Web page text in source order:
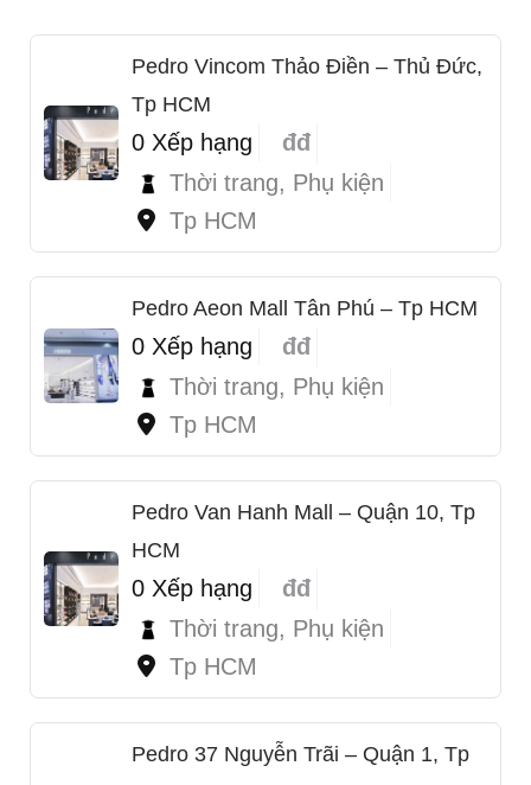
Pedro Vincom Thảo Điền – Thủ Đức,
Tp HCM
0 Xếp hạng
đđ
Thời trang, Phụ kiện
Tp HCM
Pedro Aeon Mall Tân Phú – Tp HCM
0 Xếp hạng
đđ
Thời trang, Phụ kiện
Tp HCM
Pedro Van Hanh Mall – Quận 10, Tp
HCM
0 Xếp hạng
đđ
Thời trang, Phụ kiện
Tp HCM
Pedro 37 Nguyễn Trãi – Quận 1, Tp